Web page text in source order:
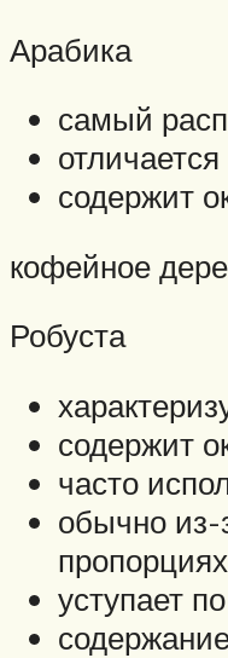
Арабика
самый
содержит
кофейное
Робуста
содержит
часто
обычно из-
пропорциях
уступает